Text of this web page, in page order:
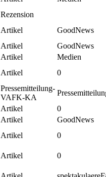
Rezension
Artikel
GoodNews
Artikel
GoodNews
Artikel
Medien
Artikel
0
Pressemitteilung-
VAFK-KA
Artikel
0
Artikel
GoodNews
Artikel
0
Artikel
0